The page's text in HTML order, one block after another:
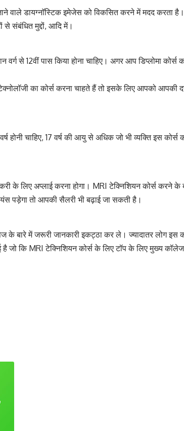
वाले डायग्नाॅस्टिक इमेजेस को विकसित करने में मदद करता है।
संबंधित मुद्दों, आदि में।
से 12वीं पास किया होना चाहिए। अगर आप डिप्लोमा कोर्स
का कोर्स करना चाहते हैं तो इसके लिए आपको आपकी
चाहिए, 17 वर्ष की आयु से अधिक जो भी व्यक्ति इस कोर्स
के लिए अप्लाई करना होगा। MRI टेक्निशियन कोर्स करने
पड़ेगा तो आपकी सैलरी भी बढ़ाई जा सकती है।
बारे में जरूरी जानकारी इकट्ठा कर ले। ज्यादातर लोग इस
जो कि MRI टेक्निशियन कोर्स के लिए टॉप के लिए मुख्य